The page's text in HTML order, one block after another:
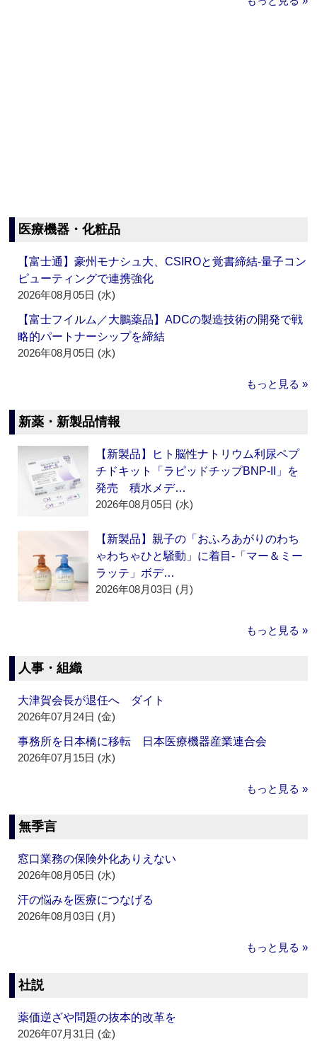
医療機器・化粧品
【富士通】豪州モナシュ大、CSIROと覚書締結‐量子コン
ピューティングで連携強化
2026年08月05日 (水)
【富士フイルム／大鵬薬品】ADCの製造技術の開発で戦
略的パートナーシップを締結
2026年08月05日 (水)
もっと見る »
新薬・新製品情報
【新製品】ヒト脳性ナトリウム利尿ペプ
チドキット「ラピッドチップBNP-II」を
発売 積水メデ…
2026年08月05日 (水)
【新製品】親子の「おふろあがりのわち
ゃわちゃひと騒動」に着目‐「マー＆ミー
ラッテ」ボデ…
2026年08月03日 (月)
もっと見る »
人事・組織
大津賀会長が退任へ ダイト
2026年07月24日 (金)
事務所を日本橋に移転 日本医療機器産業連合会
2026年07月15日 (水)
もっと見る »
無季言
窓口業務の保険外化ありえない
2026年08月05日 (水)
汗の悩みを医療につなげる
2026年08月03日 (月)
もっと見る »
社説
薬価逆ざや問題の抜本的改革を
2026年07月31日 (金)